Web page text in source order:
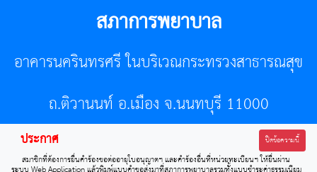
สภาการพยาบาล
อาคารนครินทรศรี ในบริเวณกระทรวงสาธารณสุข
ถ.ติวานนท์ อ.เมือง จ.นนทบุรี 11000
โทรศัพท์ 02-596-7500 โทรสาร 0-2589-7121 E-mail :
ประกาศ ปิดข้อความนี้
สมาชิกที่ต้องการยื่นคำร้องขอต่ออายุใบอนุญาตฯ และคำร้องอื่นที่หน่วยทะเบียนฯ ให้ยื่นผ่าน